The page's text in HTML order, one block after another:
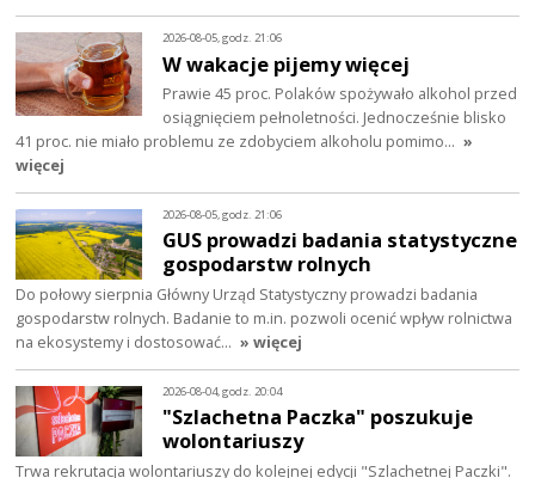
2026-08-05, godz. 21:06
W wakacje pijemy więcej
Prawie 45 proc. Polaków spożywało alkohol przed
osiągnięciem pełnoletności. Jednocześnie blisko
41 proc. nie miało problemu ze zdobyciem alkoholu pomimo… »
więcej
2026-08-05, godz. 21:06
GUS prowadzi badania statystyczne
gospodarstw rolnych
Do połowy sierpnia Główny Urząd Statystyczny prowadzi badania
gospodarstw rolnych. Badanie to m.in. pozwoli ocenić wpływ rolnictwa
na ekosystemy i dostosować… » więcej
2026-08-04, godz. 20:04
"Szlachetna Paczka" poszukuje
wolontariuszy
Trwa rekrutacja wolontariuszy do kolejnej edycji "Szlachetnej Paczki".